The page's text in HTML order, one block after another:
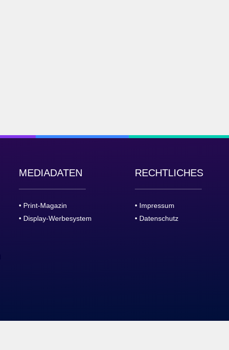
MEDIADATEN
• Print-Magazin
• Display-Werbesystem
RECHTLICHES
• Impressum
• Datenschutz